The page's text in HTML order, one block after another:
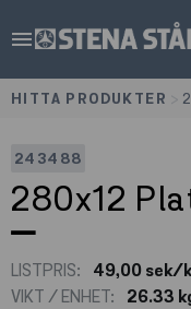
menu
HITTA PRODUKTER
243488
280x12
LISTPRIS: 49,00 sek/
VIKT / ENHET:
26.33